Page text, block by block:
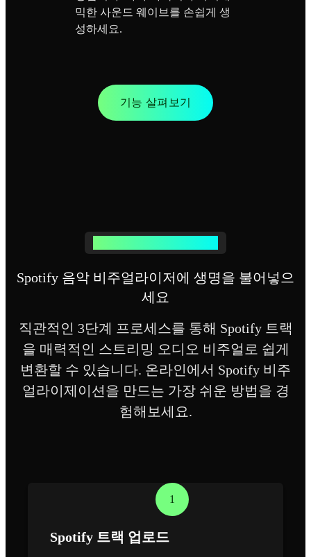
믹한 사운드 웨이브를 손쉽게 생
성하세요.
기능 살펴보기
Spotify 음악 비주얼라이저에 생명을 불어넣으
세요
직관적인 3단계 프로세스를 통해 Spotify 트랙
을 매력적인 스트리밍 오디오 비주얼로 쉽게
변환할 수 있습니다. 온라인에서 Spotify 비주
얼라이제이션을 만드는 가장 쉬운 방법을 경
험해보세요.
1
Spotify 트랙 업로드